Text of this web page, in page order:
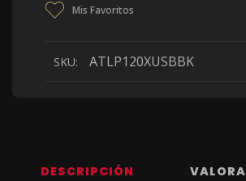
Mis Favoritos
SKU: ATLP120XUSBBK
DESCRIPCIÓN